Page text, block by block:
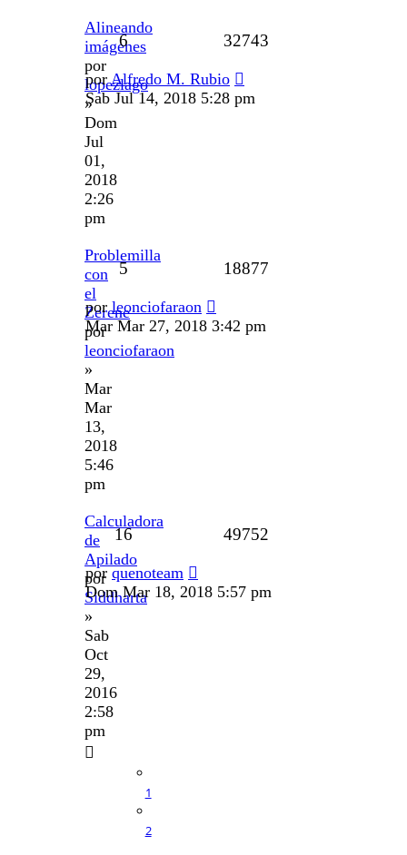
Alineando
imágenes
por
lopezlago
»
Dom
Jul
01,
2018
2:26
pm
6 32743
porAlfredo M. Rubio
Sab Jul 14, 2018 5:28 pm
Problemilla
con
el
Zerene
por
leonciofaraon
»
Mar
Mar
13,
2018
5:46
pm
5 18877
porleonciofaraon
Mar Mar 27, 2018 3:42 pm
Calculadora
de
Apilado
por
Siddharta
»
Sab
Oct
29,
2016
2:58
pm
1
2
16 49752
porquenoteam
Dom Mar 18, 2018 5:57 pm